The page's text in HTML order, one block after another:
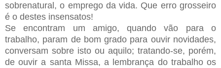
sobrenatural, o emprego da vida. Que erro grosseiro
é o destes insensatos!
Se encontram um amigo, quando vão para o
trabalho, param de bom grado para ouvir novidades,
conversam sobre isto ou aquilo; tratando-se, porém,
de ouvir a santa Missa, a lembrança do trabalho os